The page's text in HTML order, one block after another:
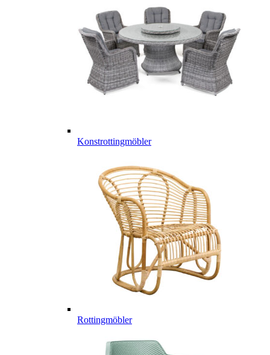
Konstrottingmöbler
Rottingmöbler